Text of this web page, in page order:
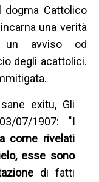
dogma Cattolico
una verità
un avviso od
degli acattolici.
exitu, Gli
07/1907: "I
come rivelati
esse sono
di fatti